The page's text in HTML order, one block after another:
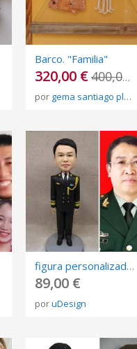
Barco. "Familia"
320,00 €400,00 €
por gema santiago plata
figura personalizada de fotos, 3D retrato Biscuit, muñeca de arte mini me personalizada
89,00 €
poruDesign